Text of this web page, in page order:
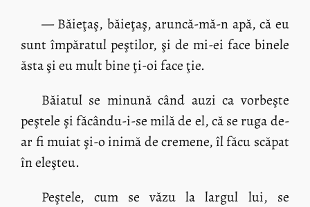
— Băieţaş, băieţaş, aruncă-mă-n apă, că eu
sunt împăratul peştilor, şi de mi-ei face binele
ăsta şi eu mult bine ţi-oi face ţie.
Băiatul se minună când auzi ca vorbeşte
peştele şi făcându-i-se milă de el, că se ruga de-
ar fi muiat şi-o inimă de cremene, îl făcu scăpat
în eleşteu.
Peştele, cum se văzu la largul lui, se